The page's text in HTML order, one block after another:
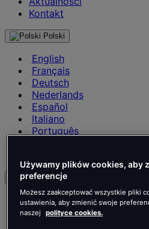
Kontakt
Polski
English
Français
Deutsch
Nederlands
Español
Italiano
Português
English
Français
Używamy plików cookies, aby
preferencje
Możesz zaakceptować wszystkie pliki
ustawienia, aby zmienić swoje
naszej
polityce cookies.